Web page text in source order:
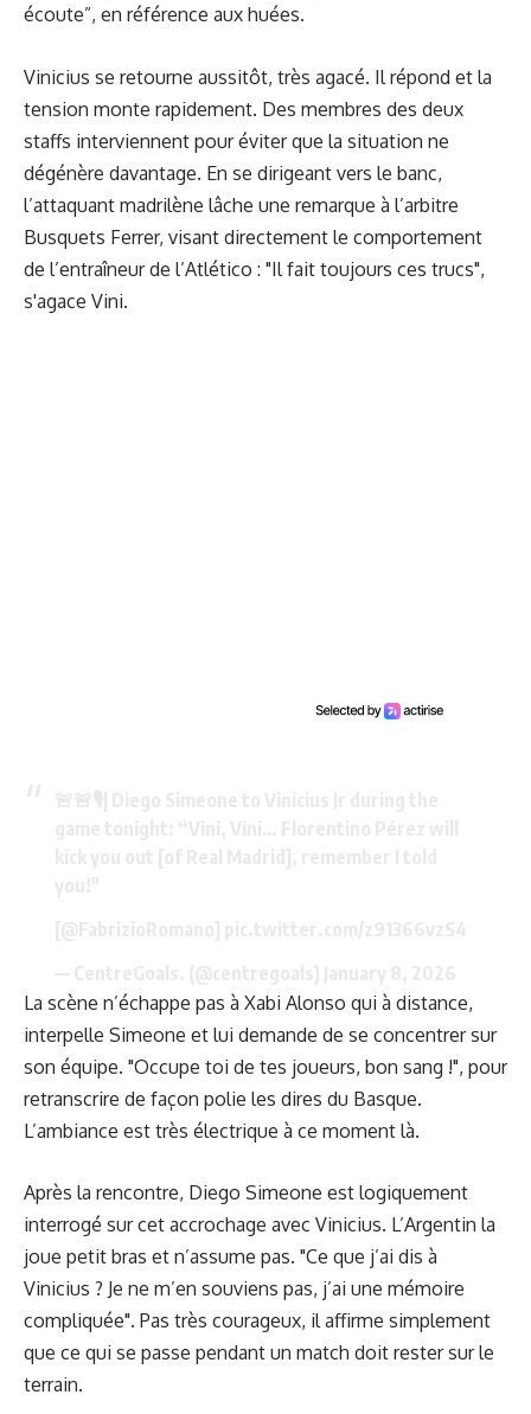
écoute”, en référence aux huées.
Vinicius se retourne aussitôt, très agacé. Il répond et la
tension monte rapidement. Des membres des deux
staffs interviennent pour éviter que la situation ne
dégénère davantage. En se dirigeant vers le banc,
l’attaquant madrilène lâche une remarque à l’arbitre
Busquets Ferrer, visant directement le comportement
de l’entraîneur de l’Atlético : "Il fait toujours ces trucs",
s'agace Vini.
La scène n’échappe pas à Xabi Alonso qui à distance,
interpelle Simeone et lui demande de se concentrer sur
son équipe. "Occupe toi de tes joueurs, bon sang !", pour
retranscrire de façon polie les dires du Basque.
L’ambiance est très électrique à ce moment là.
Après la rencontre, Diego Simeone est logiquement
interrogé sur cet accrochage avec Vinicius. L’Argentin la
joue petit bras et n’assume pas. "Ce que j’ai dis à
Vinicius ? Je ne m’en souviens pas, j’ai une mémoire
compliquée". Pas très courageux, il affirme simplement
que ce qui se passe pendant un match doit rester sur le
terrain.